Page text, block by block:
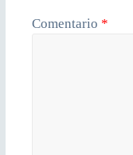
Comentario *